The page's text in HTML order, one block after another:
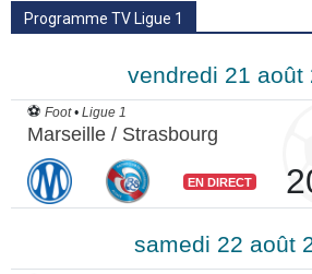
Programme TV Ligue 1